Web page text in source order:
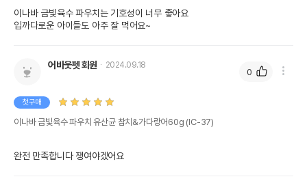
이나바 금빛육수 파우치는 기호성이 너무 좋아요
입까다로운 아이들도 아주 잘 먹어요~
어바웃펫 회원 2024.09.18
첫구매
이나바 금빛육수 파우치 유산균 참치&가다랑어60g (IC-37)
완전 만족합니다 쟁여야겠어요
0